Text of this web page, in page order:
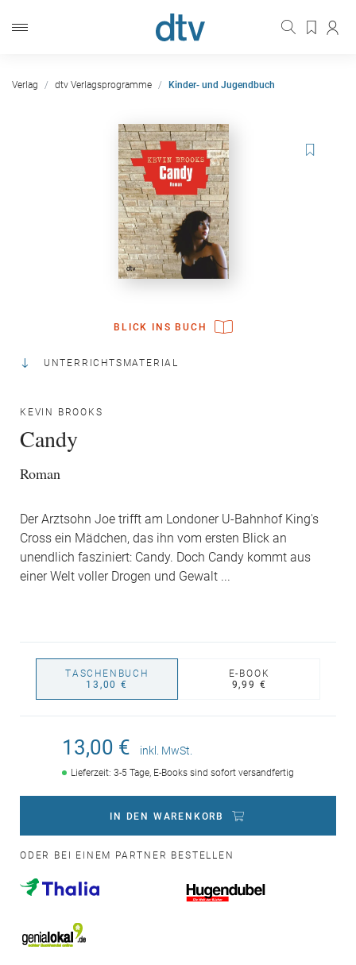
Verlag dtv Verlagsprogramme Kinder- und Jugendbuch
BLICK INS BUCH
UNTERRICHTSMATERIAL
KEVIN BROOKS
Candy
Roman
Der Arztsohn Joe trifft am Londoner U-Bahnhof King's
Cross ein Mädchen, das ihn vom ersten Blick an
unendlich fasziniert: Candy. Doch Candy kommt aus
einer Welt voller Drogen und Gewalt ...
TASCHENBUCH
13,00 €
E-BOOK
9,99 €
13,00 € inkl. MwSt.
Lieferzeit: 3-5 Tage, E-Books sind sofort versandfertig
IN DEN WARENKORB
ODER BEI EINEM PARTNER BESTELLEN